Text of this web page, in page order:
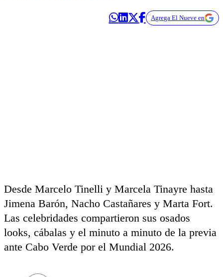
Agrega El Nueve en
Desde Marcelo Tinelli y Marcela Tinayre hasta
Jimena Barón, Nacho Castañares y Marta Fort.
Las celebridades compartieron sus osados
looks, cábalas y el minuto a minuto de la previa
ante Cabo Verde por el Mundial 2026.